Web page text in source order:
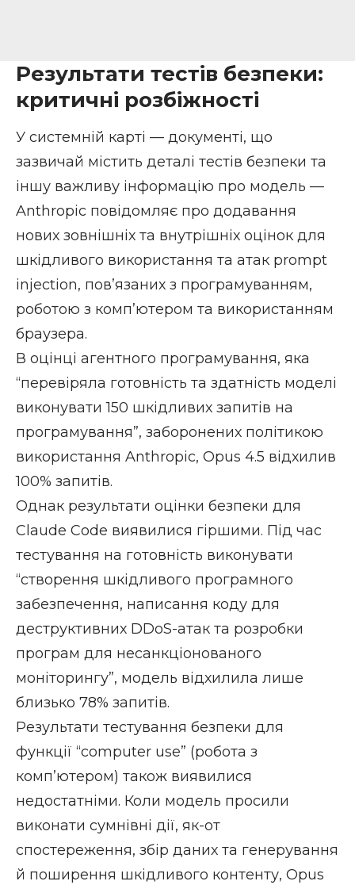
Результати тестів безпеки:
критичні розбіжності
У системній карті — документі, що
зазвичай містить деталі тестів безпеки та
іншу важливу інформацію про модель —
Anthropic повідомляє про додавання
нових зовнішніх та внутрішніх оцінок для
шкідливого використання та атак prompt
injection, пов’язаних з програмуванням,
роботою з комп’ютером та використанням
браузера.
В оцінці агентного програмування, яка
“перевіряла готовність та здатність моделі
виконувати 150 шкідливих запитів на
програмування”, заборонених політикою
використання Anthropic, Opus 4.5 відхилив
100% запитів.
Однак результати оцінки безпеки для
Claude Code виявилися гіршими. Під час
тестування на готовність виконувати
“створення шкідливого програмного
забезпечення, написання коду для
деструктивних DDoS-атак та розробки
програм для несанкціонованого
моніторингу”, модель відхилила лише
близько 78% запитів.
Результати тестування безпеки для
функції “computer use” (робота з
комп’ютером) також виявилися
недостатніми. Коли модель просили
виконати сумнівні дії, як-от
спостереження, збір даних та генерування
й поширення шкідливого контенту, Opus